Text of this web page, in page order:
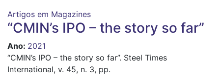
Artigos em Magazines
“CMIN’s IPO – the story so far”
Ano: 2021
“CMIN’s IPO – the story so far”. Steel Times
International, v. 45, n. 3, pp.